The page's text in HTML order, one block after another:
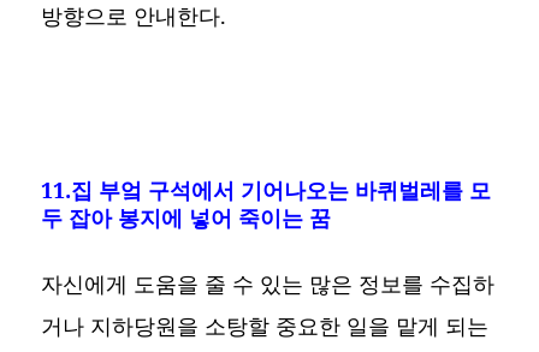
방향으로 안내한다.
11.집 부엌 구석에서 기어나오는 바퀴벌레를 모
두 잡아 봉지에 넣어 죽이는 꿈
자신에게 도움을 줄 수 있는 많은 정보를 수집하
거나 지하당원을 소탕할 중요한 일을 맡게 되는